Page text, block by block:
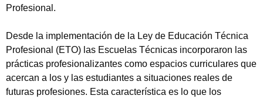
Profesional.
Desde la implementación de la Ley de Educación Técnica
Profesional (ETO) las Escuelas Técnicas incorporaron las
prácticas profesionalizantes como espacios curriculares que
acercan a los y las estudiantes a situaciones reales de
futuras profesiones. Esta característica es lo que los